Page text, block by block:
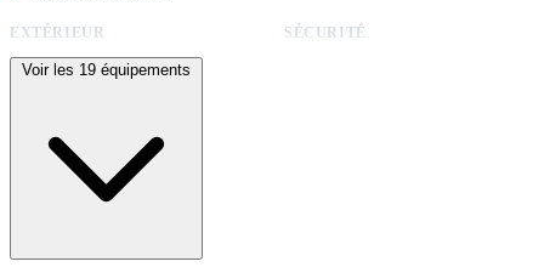
EXTÉRIEUR
Terrasse
Parking privé
SÉCURITÉ
FAMILLE
Voir les 19 équipements